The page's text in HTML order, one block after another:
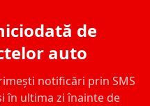
de
auto
notificări prin SMS
în ultima zi înainte de